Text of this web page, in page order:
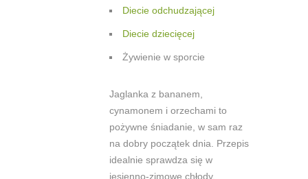
Diecie odchudzającej
Diecie dziecięcej
Żywienie w sporcie
Jaglanka z bananem,
cynamonem i orzechami to
pożywne śniadanie, w sam raz
na dobry początek dnia. Przepis
idealnie sprawdza się w
jesienno-zimowe chłody,